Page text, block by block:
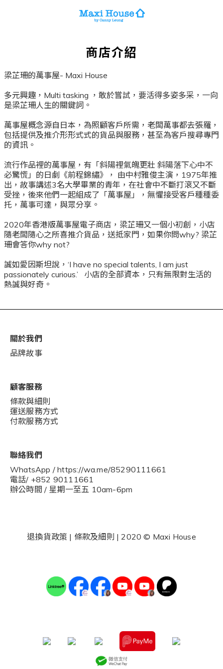
商店介紹
梁芷珊的萬事屋- Maxi House
多元興趣，Multi tasking ，敢於嘗試，要活得多姿多采，一向
是梁芷珊人生的關鍵詞。
萬事屋概念源自日本，為照顧客戶所需，老闆萬事都去張羅，
包括提供及推介形形式式的貨品與服務，甚至為客戶搜尋專門
的資訊。
流行作品裡的萬事屋，有「斜陽裡氣魄更壯 斜陽落下心中不
必驚慌」的日劇《前程錦繡》， 由中村雅俊主演，1975年推
出，故事講述3名大學畢業的青年，在社會中不斷打滾又不斷
受挫，後來他們一起組成了「萬事屋」，無懼接受客戶種種委
托，萬事可達，與眾分享。
2020年香港版萬事屋電子商店，梁芷珊又一個小初創，小店
隨老闆隨心之所喜推介貨品，送抵家門，如果你問why? 梁芷
珊會答你why not?
誠如愛因斯坦說，‘I have no special talents, I am just
passionately curious.’ 小店的全部資本，只有無限對生活的
熱誠與好奇。
關於我們
品牌故事
顧客服務
條款與細則
運送服務方式
付款服務方式
聯絡我們
WhatsApp / https://wa.me/85290111661
電話/ +852 90111661
辦公時間 / 星期一至五 10am-6pm
退換貨政策 | 條款及細則 | 2020 © Maxi House